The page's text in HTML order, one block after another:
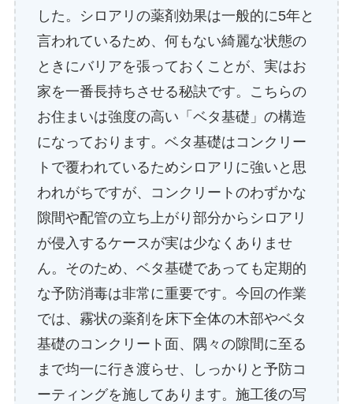
した。シロアリの薬剤効果は一般的に5年と
言われているため、何もない綺麗な状態の
ときにバリアを張っておくことが、実はお
家を一番長持ちさせる秘訣です。こちらの
お住まいは強度の高い「ベタ基礎」の構造
になっております。ベタ基礎はコンクリー
トで覆われているためシロアリに強いと思
われがちですが、コンクリートのわずかな
隙間や配管の立ち上がり部分からシロアリ
が侵入するケースが実は少なくありませ
ん。そのため、ベタ基礎であっても定期的
な予防消毒は非常に重要です。今回の作業
では、霧状の薬剤を床下全体の木部やベタ
基礎のコンクリート面、隅々の隙間に至る
まで均一に行き渡らせ、しっかりと予防コ
ーティングを施してあります。施工後の写